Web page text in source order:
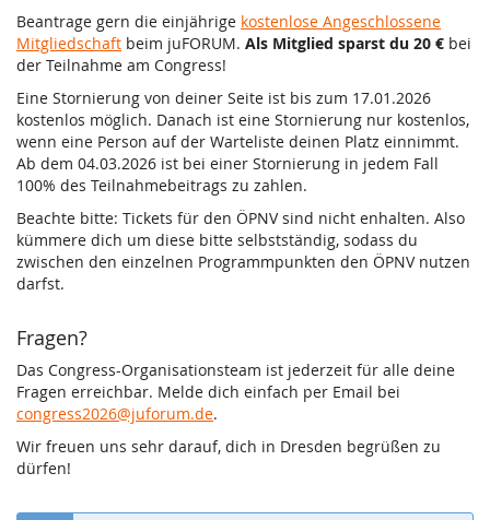
Beantrage gern die einjährige kostenlose Angeschlossene
Mitgliedschaft beim juFORUM. Als Mitglied sparst du 20 € bei
der Teilnahme am Congress!
Eine Stornierung von deiner Seite ist bis zum 17.01.2026
kostenlos möglich. Danach ist eine Stornierung nur kostenlos,
wenn eine Person auf der Warteliste deinen Platz einnimmt.
Ab dem 04.03.2026 ist bei einer Stornierung in jedem Fall
100% des Teilnahmebeitrags zu zahlen.
Beachte bitte: Tickets für den ÖPNV sind nicht enhalten. Also
kümmere dich um diese bitte selbstständig, sodass du
zwischen den einzelnen Programmpunkten den ÖPNV nutzen
darfst.
Fragen?
Das Congress-Organisationsteam ist jederzeit für alle deine
Fragen erreichbar. Melde dich einfach per Email bei
congress2026@juforum.de.
Wir freuen uns sehr darauf, dich in Dresden begrüßen zu
dürfen!